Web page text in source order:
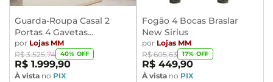
Guarda-Roupa Casal 2
Portas 4 Gavetas
Caemmun Moviment
por Lojas MM
R$ 3.525,74 40% OFF
R$ 1.999,90
À vista no PIX
Fogão 4 Bocas Braslar
New Sirius
por Lojas MM
R$ 605,63 17% OFF
R$ 449,90
À vista no PIX